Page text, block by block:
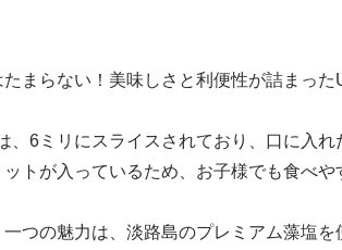
たまらない！美味しさと利便性が詰まった
、6ミリにスライスされており、口に入
トが入っているため、お子様でも食べや
一つの魅力は、淡路島のプレミアム藻塩